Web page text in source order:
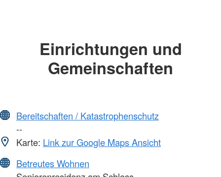
Einrichtungen und
Gemeinschaften
Bereitschaften / Katastrophenschutz
--
Karte: Link zur Google Maps Ansicht
Betreutes Wohnen